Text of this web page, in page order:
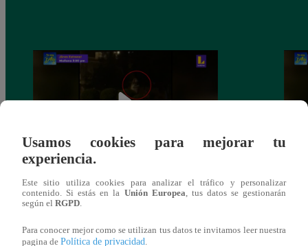
Sofía Franco ocasiona triple choque en
estado de ebriedad
Usamos cookies para mejorar tu
experiencia.
Este sitio utiliza cookies para analizar el tráfico y personalizar
contenido. Si estás en la Unión Europea, tus datos se gestionarán
según el RGPD.
Para conocer mejor como se utilizan tus datos te invitamos leer nuestra
pagina de Política de privacidad.